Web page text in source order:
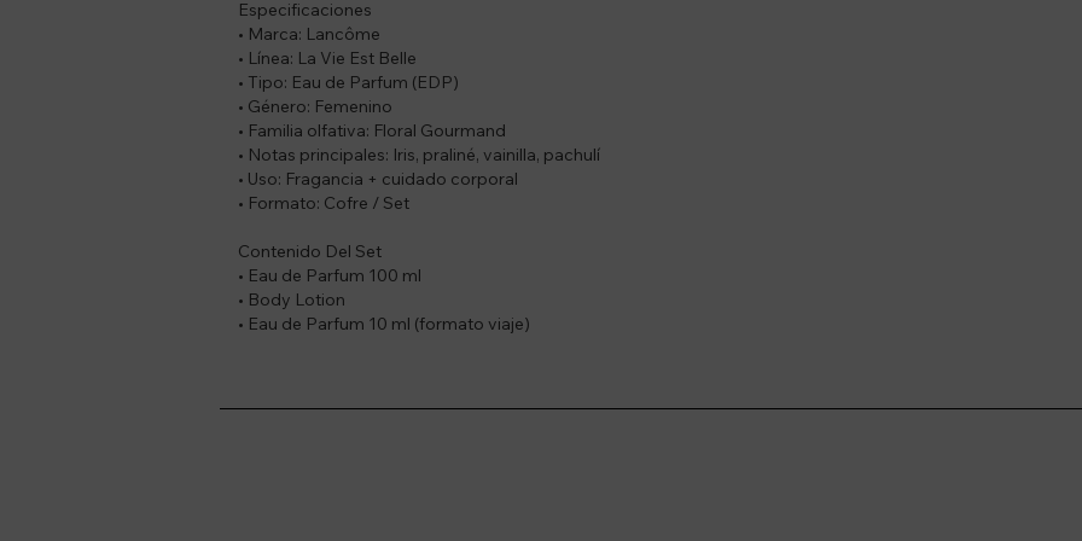
Especificaciones
• Marca: Lancôme
• Línea: La Vie Est Belle
• Tipo: Eau de Parfum (EDP)
• Género: Femenino
• Familia olfativa: Floral Gourmand
• Notas principales: Iris, praliné, vainilla, pachulí
• Uso: Fragancia + cuidado corporal
• Formato: Cofre / Set
Contenido Del Set
• Eau de Parfum 100 ml
• Body Lotion
• Eau de Parfum 10 ml (formato viaje)